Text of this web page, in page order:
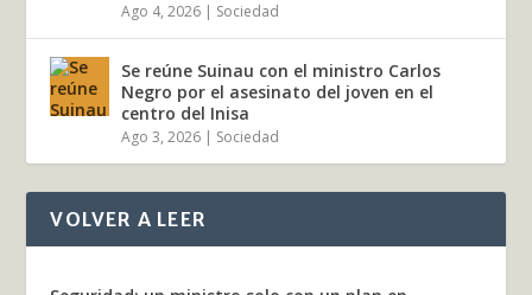
Ago 4, 2026 | Sociedad
Se reúne Suinau con el ministro Carlos
Negro por el asesinato del joven en el
centro del Inisa
Ago 3, 2026 | Sociedad
VOLVER A LEER